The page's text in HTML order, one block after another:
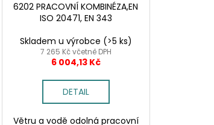
6202 PRACOVNÍ KOMBINÉZA,EN
ISO 20471, EN 343
Skladem u výrobce (>5 ks)
7 265 Kč včetně DPH
6 004,13 Kč
DETAIL
Větru a vodě odolná pracovní